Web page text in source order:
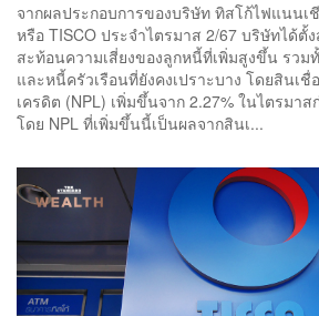
จากผลประกอบการของบริษัท ทิสโก้ไฟแนน
หรือ TISCO ประจำไตรมาส 2/67 บริษัทได้ตั้
สะท้อนความเสี่ยงของลูกหนี้ที่เพิ่มสูงขึ้น รวม
และหนี้ครัวเรือนที่ยังคงเปราะบาง โดยสินเ
เครดิต (NPL) เพิ่มขึ้นจาก 2.27% ในไตรมา
โดย NPL ที่เพิ่มขึ้นนี้เป็นผลจากสินเ...